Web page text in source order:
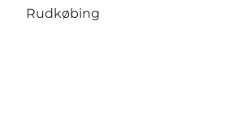
Rudkøbing